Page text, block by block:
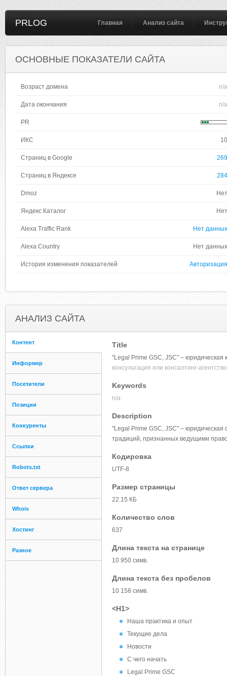
PRLOG Главная Анализ сайта
ОСНОВНЫЕ ПОКАЗАТЕЛИ САЙТА
Возраст домена n/a
Дата окончания n/a
PR
ИКС 10
Страниц в Google 269
Страниц в Яндексе 284
Dmoz Нет
Яндекс Каталог Нет
Alexa Traffic Rank Нет данных
Alexa Country Нет данных
История изменения показателей Авторизация
АНАЛИЗ САЙТА
Контент
Информер
Посетители
Позиции
Конкуренты
Ссылки
Robots.txt
Ответ сервера
Whois
Хостинг
Разное
Title
"Legal Prime GSC, JSC" – юридическая
консультация или консалтинг-агентство
Keywords
n/a
Description
"Legal Prime GSC, JSC" – юридическая
традиций, признанных ведущими
Кодировка
UTF-8
Размер страницы
22.15 КБ
Количество слов
637
Длина текста на странице
10 950 симв.
Длина текста без пробелов
10 158 симв.
<H1>
Наша практика и опыт
Текущие дела
Новости
С чего начать
Legal Prime GSC